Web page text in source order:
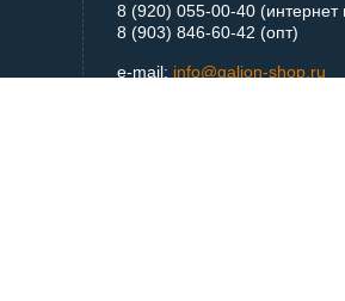
8 (920) 055-00-40 (интернет
8 (903) 846-60-42 (опт)
e-mail: info@galion-shop.ru